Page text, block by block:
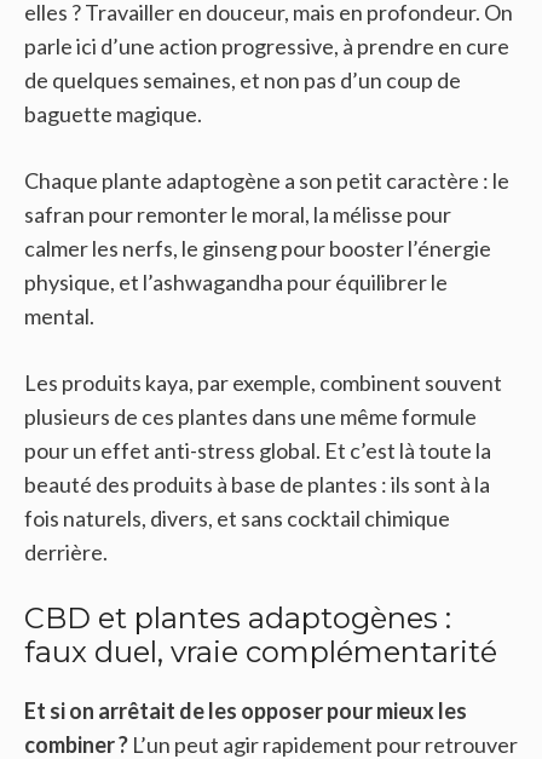
elles ? Travailler en douceur, mais en profondeur. On
parle ici d’une action progressive, à prendre en cure
de quelques semaines, et non pas d’un coup de
baguette magique.
Chaque plante adaptogène a son petit caractère : le
safran pour remonter le moral, la mélisse pour
calmer les nerfs, le ginseng pour booster l’énergie
physique, et l’ashwagandha pour équilibrer le
mental.
Les produits kaya, par exemple, combinent souvent
plusieurs de ces plantes dans une même formule
pour un effet anti-stress global. Et c’est là toute la
beauté des produits à base de plantes : ils sont à la
fois naturels, divers, et sans cocktail chimique
derrière.
CBD et plantes adaptogènes :
faux duel, vraie complémentarité
Et si on arrêtait de les opposer pour mieux les
combiner ? L’un peut agir rapidement pour retrouver